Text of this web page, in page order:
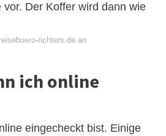
Der Koffer wird dann wie
richters.de an
ich online
eingecheckt bist. Einige